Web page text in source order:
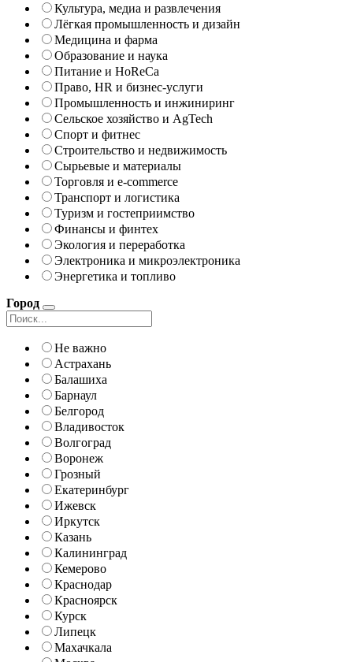
Культура, медиа и развлечения
Лёгкая промышленность и дизайн
Медицина и фарма
Образование и наука
Питание и HoReCa
Право, HR и бизнес-услуги
Промышленность и инжиниринг
Сельское хозяйство и AgTech
Спорт и фитнес
Строительство и недвижимость
Сырьевые и материалы
Торговля и e-commerce
Транспорт и логистика
Туризм и гостеприимство
Финансы и финтех
Экология и переработка
Электроника и микроэлектроника
Энергетика и топливо
Город
Не важно
Астрахань
Балашиха
Барнаул
Белгород
Владивосток
Волгоград
Воронеж
Грозный
Екатеринбург
Ижевск
Иркутск
Казань
Калининград
Кемерово
Краснодар
Красноярск
Курск
Липецк
Махачкала